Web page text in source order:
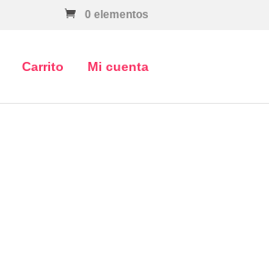
0 elementos
Carrito Mi cuenta